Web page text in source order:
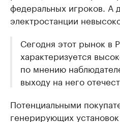
федеральных игроков. А
электростанции
Сегодня этот рынок в
характеризуется
по мнению
выходу на него
Потенциальными
генерирующих